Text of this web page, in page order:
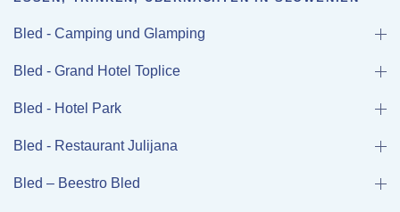
Bled - Camping und Glamping
Bled - Grand Hotel Toplice
Bled - Hotel Park
Bled - Restaurant Julijana
Bled – Beestro Bled